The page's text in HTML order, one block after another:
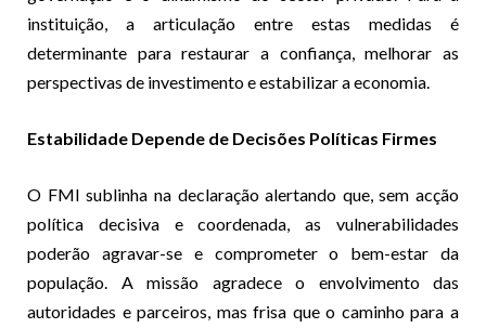
instituição, a articulação entre estas medidas é
determinante para restaurar a confiança, melhorar as
perspectivas de investimento e estabilizar a economia.
Estabilidade Depende de Decisões Políticas Firmes
O FMI sublinha na declaração alertando que, sem acção
política decisiva e coordenada, as vulnerabilidades
poderão agravar-se e comprometer o bem-estar da
população. A missão agradece o envolvimento das
autoridades e parceiros, mas frisa que o caminho para a